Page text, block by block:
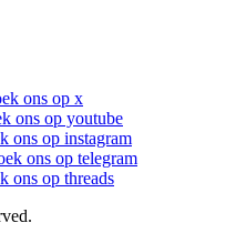
ons op x
ons op youtube
ons op instagram
ons op telegram
ons op threads